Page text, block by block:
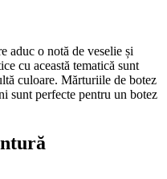
aduc o notă de veselie și
cu această tematică sunt
culoare. Mărturiile de botez
sunt perfecte pentru un botez